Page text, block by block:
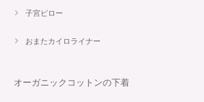
子宮ピロー
おまたカイロライナー
オーガニックコットンの下着